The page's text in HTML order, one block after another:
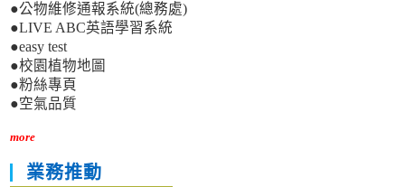
●公物維修通報系統(總務處)
●LIVE ABC英語學習系統
●easy test
●校園植物地圖
●粉絲專頁
●空氣品質
more
業務推動